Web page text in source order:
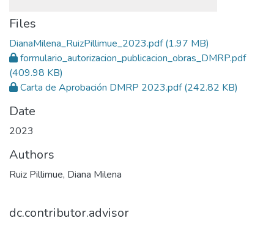
Files
DianaMilena_RuizPillimue_2023.pdf(1.97 MB)
formulario_autorizacion_publicacion_obras_DMRP.pdf
(409.98 KB)
Carta de Aprobación DMRP 2023.pdf(242.82 KB)
Date
2023
Authors
Ruiz Pillimue, Diana Milena
dc.contributor.advisor